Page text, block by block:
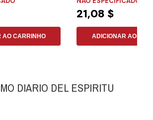
AO CARRINHO
21,08 $
ADICIONAR AO
DIARIO DEL ESPIRITU